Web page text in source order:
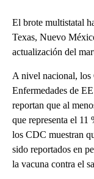
El brote multistatal
Texas, Nuevo
actualización del
A nivel nacional, los
Enfermedades de
reportan que al
que representa el 11
los CDC muestran
sido reportados en
la vacuna contra el